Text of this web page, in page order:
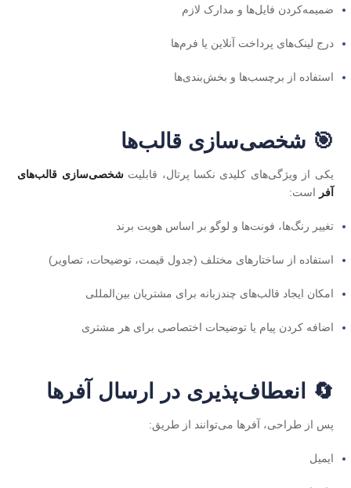
ضمیمه‌کردن فایل‌ها و مدارک لازم
درج لینک‌های پرداخت آنلاین یا فرم‌ها
استفاده از برچسب‌ها و بخش‌بندی‌ها
🎯 شخصی‌سازی قالب‌ها
یکی از ویژگی‌های کلیدی نکسا پرتال، قابلیتشخصی‌سازی قالب‌های
آفر است:
تغییر رنگ‌ها، فونت‌ها و لوگو بر اساس هویت برند
استفاده از ساختارهای مختلف (جدول قیمت، توضیحات، تصاویر)
امکان ایجاد قالب‌های چندزبانه برای مشتریان بین‌المللی
اضافه‌ کردن پیام یا توضیحات اختصاصی برای هر مشتری
🔄 انعطاف‌پذیری در ارسال آفرها
پس از طراحی، آفرها می‌توانند از طریق:
ایمیل